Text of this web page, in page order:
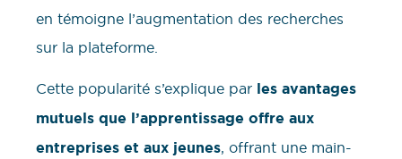
en témoigne l’augmentation des recherches
sur la plateforme.
Cette popularité s’explique par les avantages
mutuels que l’apprentissage offre aux
entreprises et aux jeunes, offrant une main-